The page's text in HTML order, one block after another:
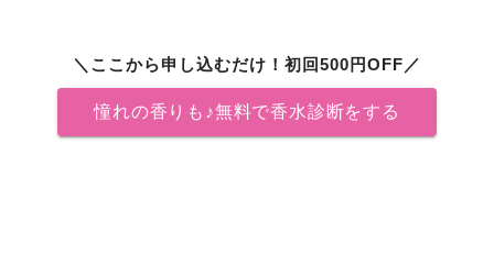
＼ここから申し込むだけ！初回500円OFF／
憧れの香りも♪無料で香水診断をする